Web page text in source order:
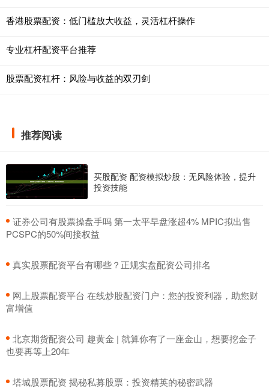
香港股票配资：低门槛放大收益，灵活杠杆操作
专业杠杆配资平台推荐
股票配资杠杆：风险与收益的双刃剑
推荐阅读
买股配资 配资模拟炒股：无风险体验，提升
投资技能
​证券公司有股票操盘手吗 第一太平早盘涨超4% MPIC拟出售
PCSPC的50%间接权益
​真实股票配资平台有哪些？正规实盘配资公司排名
​网上股票配资平台 在线炒股配资门户：您的投资利器，助您财
富增值
​北京期货配资公司 趣黄金 | 就算你有了一座金山，想要挖金子
也要再等上20年
​塔城股票配资 揭秘私募股票：投资精英的秘密武器